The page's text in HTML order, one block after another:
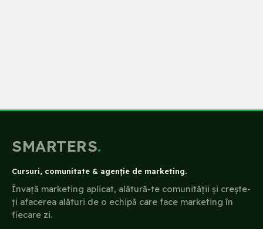
SMARTERS.
Cursuri, comunitate & agenție de marketing.
Învață marketing aplicat, alătură-te comunității și crește-
ți afacerea alături de o echipă care face marketing în
fiecare zi.